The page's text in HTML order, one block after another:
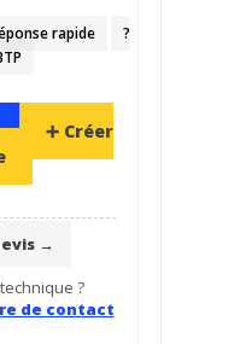
rapide
?️
➕ Créer
→
?
de contact